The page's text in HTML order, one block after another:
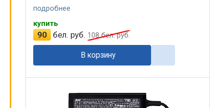
подробнее
купить
90 бел. руб. 108бел. руб.
В корзину
Принимаем к оплате: